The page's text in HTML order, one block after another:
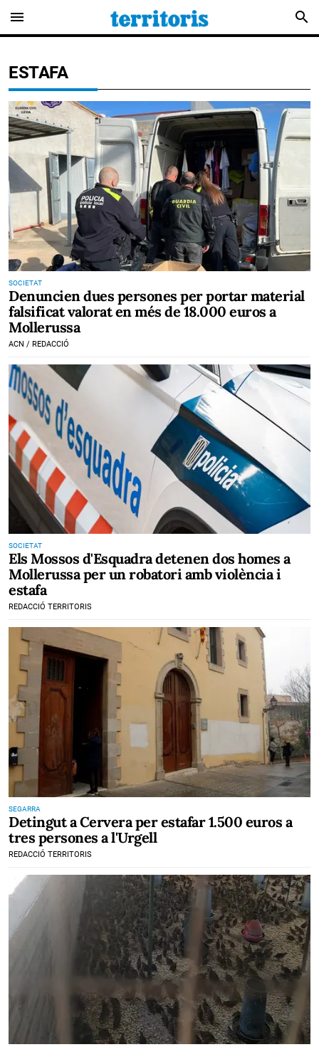
menu search
ESTAFA
SOCIETAT
Denuncien dues persones per portar material
falsificat valorat en més de 18.000 euros a
Mollerussa
ACN / REDACCIÓ
SOCIETAT
Els Mossos d'Esquadra detenen dos homes a
Mollerussa per un robatori amb violència i
estafa
REDACCIÓ TERRITORIS
SEGARRA
Detingut a Cervera per estafar 1.500 euros a
tres persones a l'Urgell
REDACCIÓ TERRITORIS